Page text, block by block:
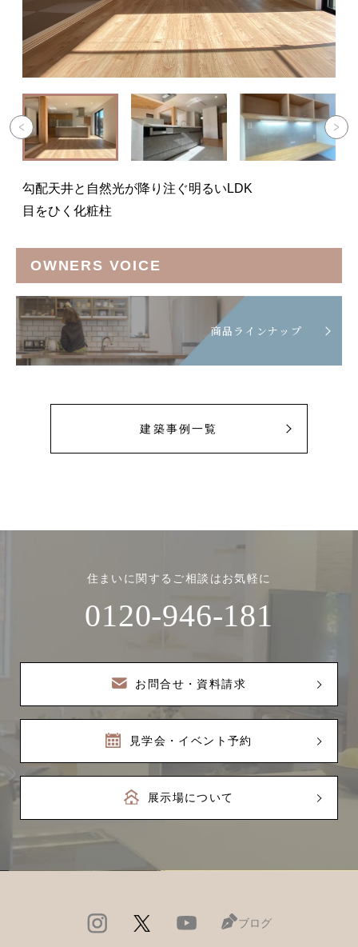
勾配天井と自然光が降り注ぐ明るいLDK
目をひく化粧柱
OWNERS VOICE
商品ラインナップ
建築事例一覧
住まいに関するご相談はお気軽に
0120-946-181
お問合せ・資料請求
見学会・イベント予約
展示場について
ブログ